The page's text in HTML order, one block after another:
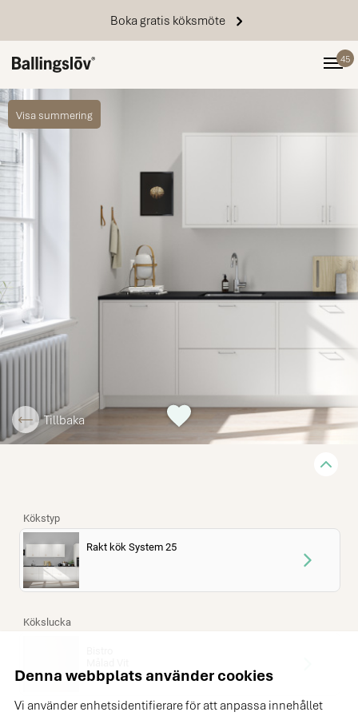
Denna webbplats använder cookies
Vi använder enhetsidentifierare för att anpassa innehållet
Boka gratis köksmöte
45
Visa summering
Tillbaka